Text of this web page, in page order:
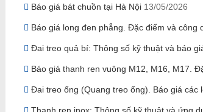
Báo giá bát chuồn tại Hà Nội 13/05/2026
Báo giá long đen phẳng. Đặc điểm và công
Đai treo quả bí: Thông số kỹ thuật và báo
Báo giá thanh ren vuông M12, M16, M17.
Đai treo ống (Quang treo ống). Báo giá các
Thanh ren inox: Thông số kỹ thuật và ứng